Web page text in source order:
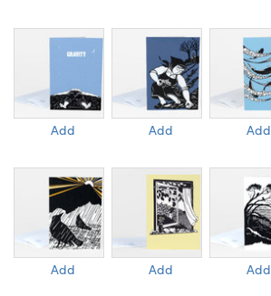
Add Add Add
Add Add Add